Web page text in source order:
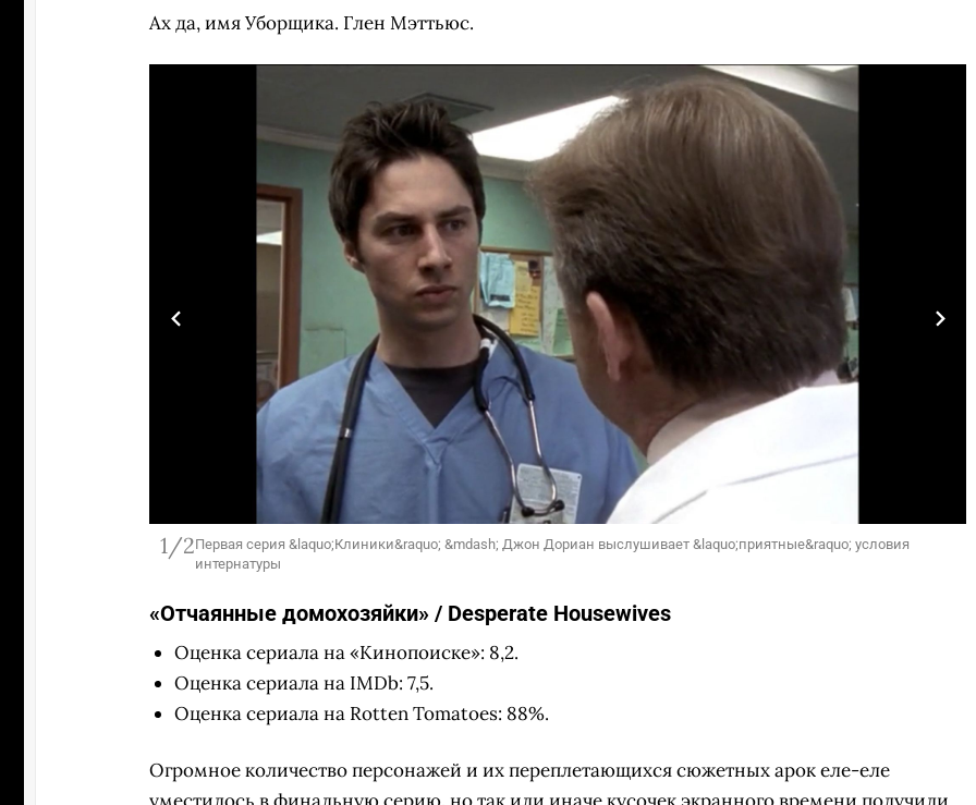
Ах да, имя Уборщика. Глен Мэттьюс.
1/2Первая серия &laquo;Клиники&raquo; &mdash; Джон Дориан выслушивает &laquo;приятные&raquo; условия
интернатуры
«Отчаянные домохозяйки» / Desperate Housewives
Оценка сериала на «Кинопоиске»: 8,2.
Оценка сериала на IMDb: 7,5.
Оценка сериала на Rotten Tomatoes: 88%.
Огромное количество персонажей и их переплетающихся сюжетных арок еле-еле